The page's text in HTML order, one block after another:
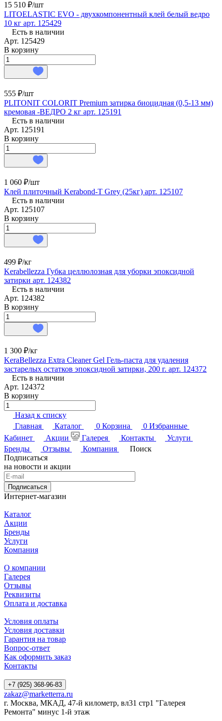
15 510 ₽/шт
LITOELASTIC EVO - двухкомпонентный клей белый ведро
10 кг арт. 125429
Есть в наличии
Арт. 125429
В корзину
555 ₽/шт
PLITONIT COLORIT Premium затирка биоцидная (0,5-13 мм)
кремовая -ВЕДРО 2 кг арт. 125191
Есть в наличии
Арт. 125191
В корзину
1 060 ₽/шт
Клей плиточный Kerabond-T Grey (25кг) арт. 125107
Есть в наличии
Арт. 125107
В корзину
499 ₽/кг
Kerabellezza Губка целлюлозная для уборки эпоксидной
затирки арт. 124382
Есть в наличии
Арт. 124382
В корзину
1 300 ₽/кг
KeraBellezza Extra Cleaner Gel Гель-паста для удаления
застарелых остатков эпоксидной затирки, 200 г. арт. 124372
Есть в наличии
Арт. 124372
В корзину
Назад к списку
Главная
Каталог 0 Корзина 0 Избранные
Кабинет
Акции Галерея Контакты
Услуги
Бренды
Отзывы Компания
Поиск
Подписаться
на новости и акции
Подписаться
Интернет-магазин
Каталог
Акции
Бренды
Услуги
Компания
О компании
Галерея
Отзывы
Реквизиты
Оплата и доставка
Условия оплаты
Условия доставки
Гарантия на товар
Вопрос-ответ
Как оформить заказ
Контакты
+7 (925) 368-96-83
zakaz@marketterra.ru
г. Москва, МКАД, 47-й километр, вл31 стр1 "Галерея
Ремонта" минус 1-й этаж